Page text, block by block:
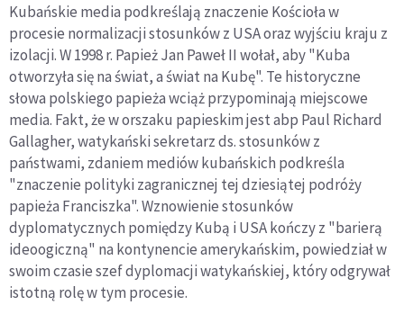
Kubańskie media podkreślają znaczenie Kościoła w
procesie normalizacji stosunków z USA oraz wyjściu kraju z
izolacji. W 1998 r. Papież Jan Paweł II wołał, aby "Kuba
otworzyła się na świat, a świat na Kubę". Te historyczne
słowa polskiego papieża wciąż przypominają miejscowe
media. Fakt, że w orszaku papieskim jest abp Paul Richard
Gallagher, watykański sekretarz ds. stosunków z
państwami, zdaniem mediów kubańskich podkreśla
"znaczenie polityki zagranicznej tej dziesiątej podróży
papieża Franciszka". Wznowienie stosunków
dyplomatycznych pomiędzy Kubą i USA kończy z "barierą
ideoogiczną" na kontynencie amerykańskim, powiedział w
swoim czasie szef dyplomacji watykańskiej, który odgrywał
istotną rolę w tym procesie.